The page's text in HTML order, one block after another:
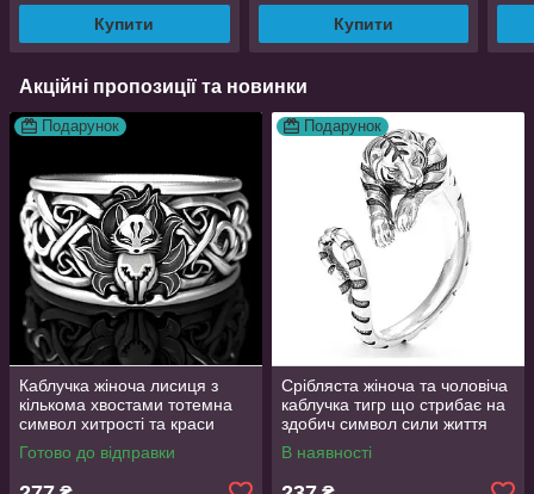
Купити Купити
Акційні пропозиції та новинки
Подарунок
Каблучка жіноча лисиця з
кількома хвостами тотемна
символ хитрості та краси
регульований розмір
AurumLux106
Готово до відправки
Подарунок
Срібляста жіноча та чоловіча
каблучка тигр що стрибає на
здобич символ сили життя
регульована TigerPower416
В наявності